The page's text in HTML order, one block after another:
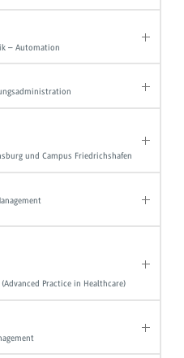
– Automation
und Campus Friedrichshafen
Practice in Healthcare)